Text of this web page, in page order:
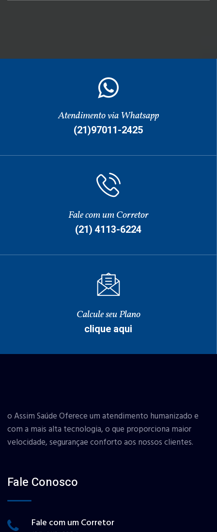
Atendimento via Whatsapp
(21)97011-2425
Fale com um Corretor
(21) 4113-6224
Calcule seu Plano
clique aqui
o Assim Saúde Oferece um atendimento humanizado e
com a mais alta tecnologia, o que proporciona maior
velocidade, segurançae conforto aos nossos clientes.
Fale Conosco
Fale com um Corretor